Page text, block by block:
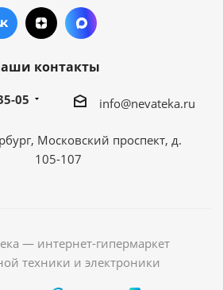
контакты
05 info@nevateka.ru
Московский проспект, д.
105-107
— интернет-гипермаркет
техники и электроники